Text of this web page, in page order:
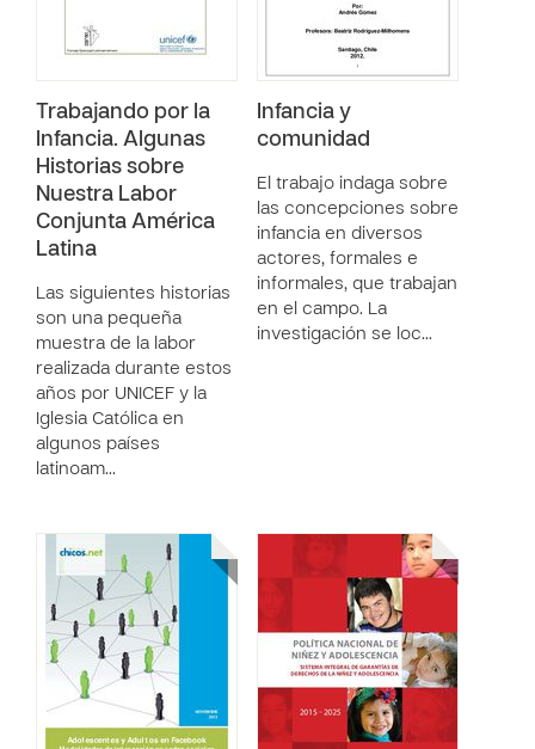
Trabajando por la
Infancia. Algunas
Historias sobre
Nuestra Labor
Conjunta América
Latina
Las siguientes historias
son una pequeña
muestra de la labor
realizada durante estos
años por UNICEF y la
Iglesia Católica en
algunos países
latinoam…
Infancia y
comunidad
El trabajo indaga sobre
las concepciones sobre
infancia en diversos
actores, formales e
informales, que trabajan
en el campo. La
investigación se loc…